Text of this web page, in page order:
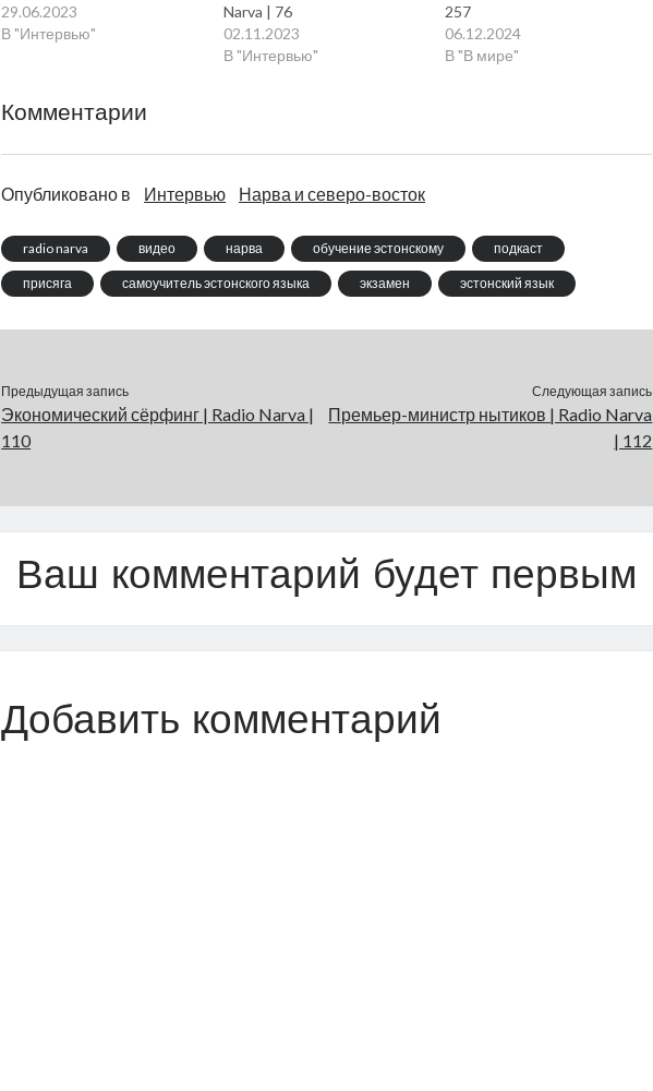
29.06.2023
В "Интервью"
Narva | 76
02.11.2023
В "Интервью"
257
06.12.2024
В "В мире"
Комментарии
Опубликовано в Интервью Нарва и северо-восток
radio narva видео нарва обучение эстонскому подкаст
присяга самоучитель эстонского языка экзамен эстонский язык
Предыдущая запись
Экономический сёрфинг | Radio Narva |
110
Следующая запись
Премьер-министр нытиков | Radio Narva
| 112
Ваш комментарий будет первым
Добавить комментарий